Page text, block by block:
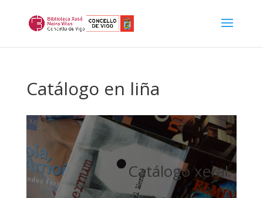
Catálogo en liña
Catálogo xeral